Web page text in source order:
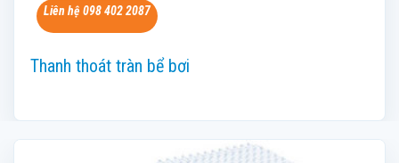
Liên hệ 098 402 2087
Thanh thoát tràn bể bơi